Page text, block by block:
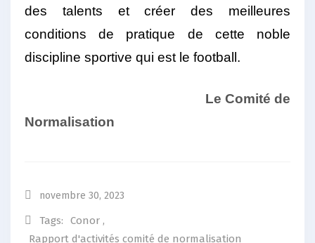
des talents et créer des meilleures
conditions de pratique de cette noble
discipline sportive qui est le football.
Le Comité de
Normalisation
novembre 30, 2023
Tags: Conor ,
Rapport d'activités comité de normalisation